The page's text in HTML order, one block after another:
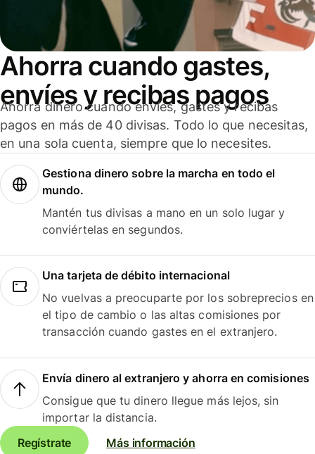
Ahorra cuando gastes,
envíes y recibas pagos
Ahorra dinero cuando envíes, gastes y recibas
pagos en más de 40 divisas. Todo lo que necesitas,
en una sola cuenta, siempre que lo necesites.
Gestiona dinero sobre la marcha en todo el
mundo.
Mantén tus divisas a mano en un solo lugar y
conviértelas en segundos.
Una tarjeta de débito internacional
No vuelvas a preocuparte por los sobreprecios en
el tipo de cambio o las altas comisiones por
transacción cuando gastes en el extranjero.
Envía dinero al extranjero y ahorra en comisiones
Consigue que tu dinero llegue más lejos, sin
importar la distancia.
Regístrate
Más información